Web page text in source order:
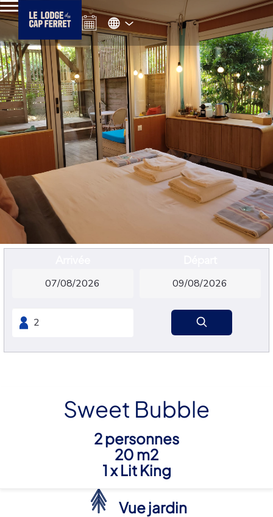
Sweet Bubble
2 personnes
20 m2
1 x Lit King
Vue jardin